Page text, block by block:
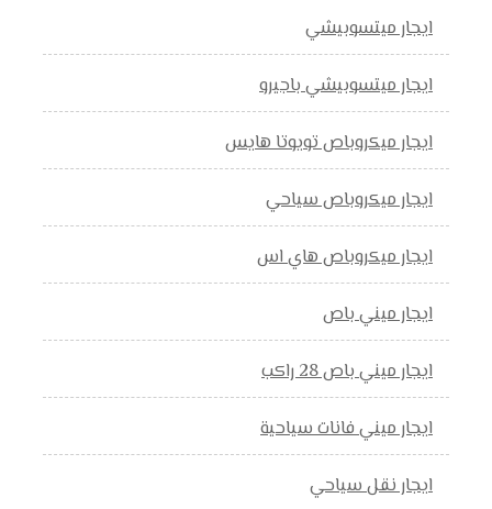
ايجار ميتسوبيشي
ايجار ميتسوبيشي باجيرو
ايجار ميكروباص تويوتا هايس
ايجار ميكروباص سياحي
ايجار ميكروباص هاي اس
ايجار ميني باص
ايجار ميني باص 28 راكب
ايجار ميني فانات سياحية
ايجار نقل سياحي